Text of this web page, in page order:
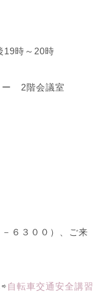
19時～20時
ー 2階会議室
６３００）、ご来
自転車交通安全講習